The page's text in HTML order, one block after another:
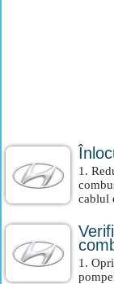
1.
cablul
1.